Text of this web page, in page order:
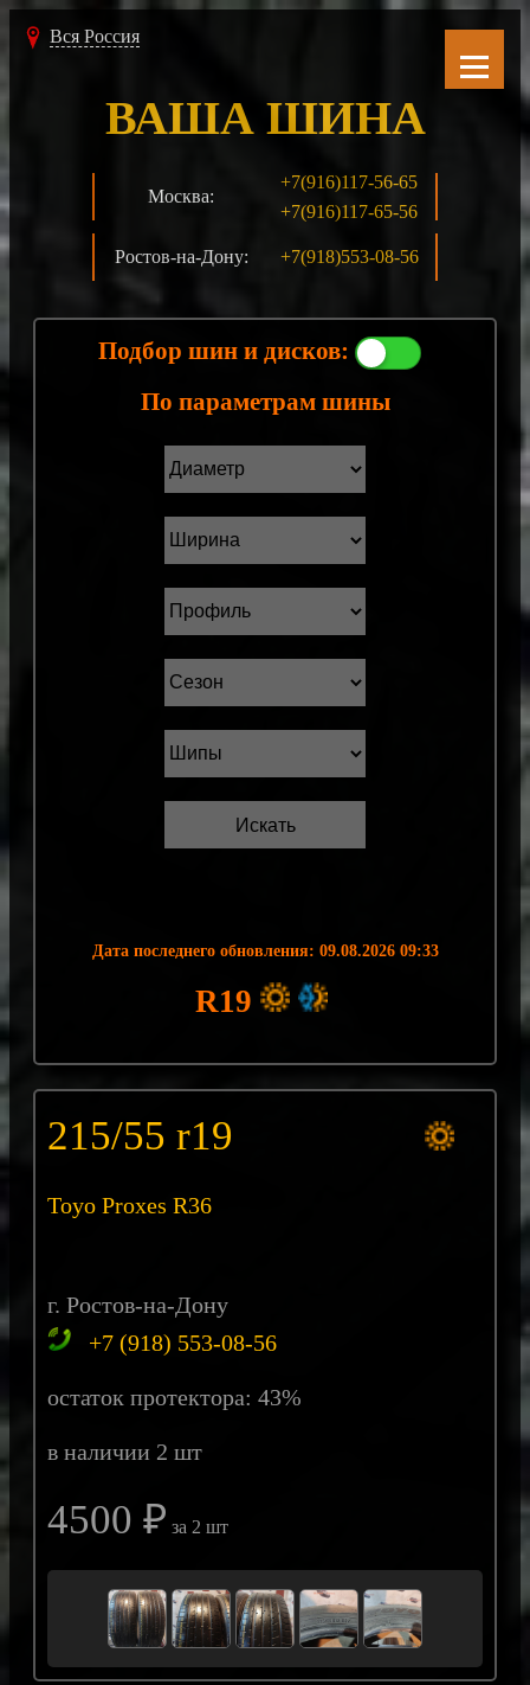
Вся Россия
Москва:
+7(916)117-56-65
+7(916)117-65-56
Ростов-на-Дону: +7(918)553-08-56
ВАША ШИНА
Подбор шин и дисков:
По параметрам шины
Дата последнего обновления: 09.08.2026 09:33
R19
215/55 r19
Toyo Proxes R36
г. Ростов-на-Дону
+7 (918) 553-08-56
остаток протектора: 43%
в наличии 2 шт
4500 ₽ за 2 шт